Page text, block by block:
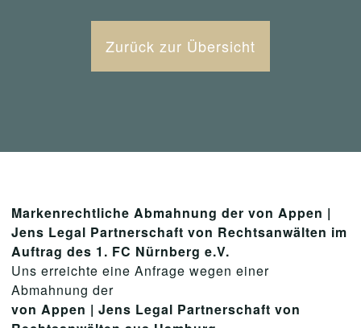
Zurück zur Übersicht
Markenrechtliche Abmahnung der von Appen |
Jens Legal Partnerschaft von Rechtsanwälten im
Auftrag des 1. FC Nürnberg e.V.
Uns erreichte eine Anfrage wegen einer
Abmahnung der
von Appen | Jens Legal Partnerschaft von